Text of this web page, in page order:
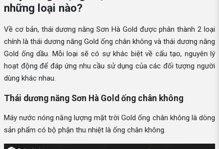
những loại nào?
Về cơ bản, thái dương năng Sơn Hà Gold được phân thành 2 loại
chính là thái dương năng Gold ống chân không và thái dương năng
Gold ống dầu. Mỗi loại sẽ có sự khác biệt về cấu tạo, nguyên lý
hoạt động để đáp ứng nhu cầu sử dụng của các đối tượng người
dùng khác nhau.
Thái dương năng Sơn Hà Gold ống chân không
Máy nước nóng năng lượng mặt trời Gold ống chân không là dòng
sản phẩm có bộ phận thu nhiệt là ống chân không.